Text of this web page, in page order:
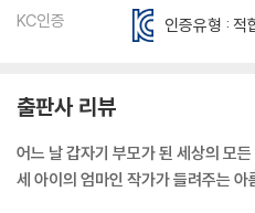
KC인증
인증유형 : 적
출판사 리뷰
어느 날 갑자기 부모가 된 세상의 모든
세 아이의 엄마인 작가가 들려주는